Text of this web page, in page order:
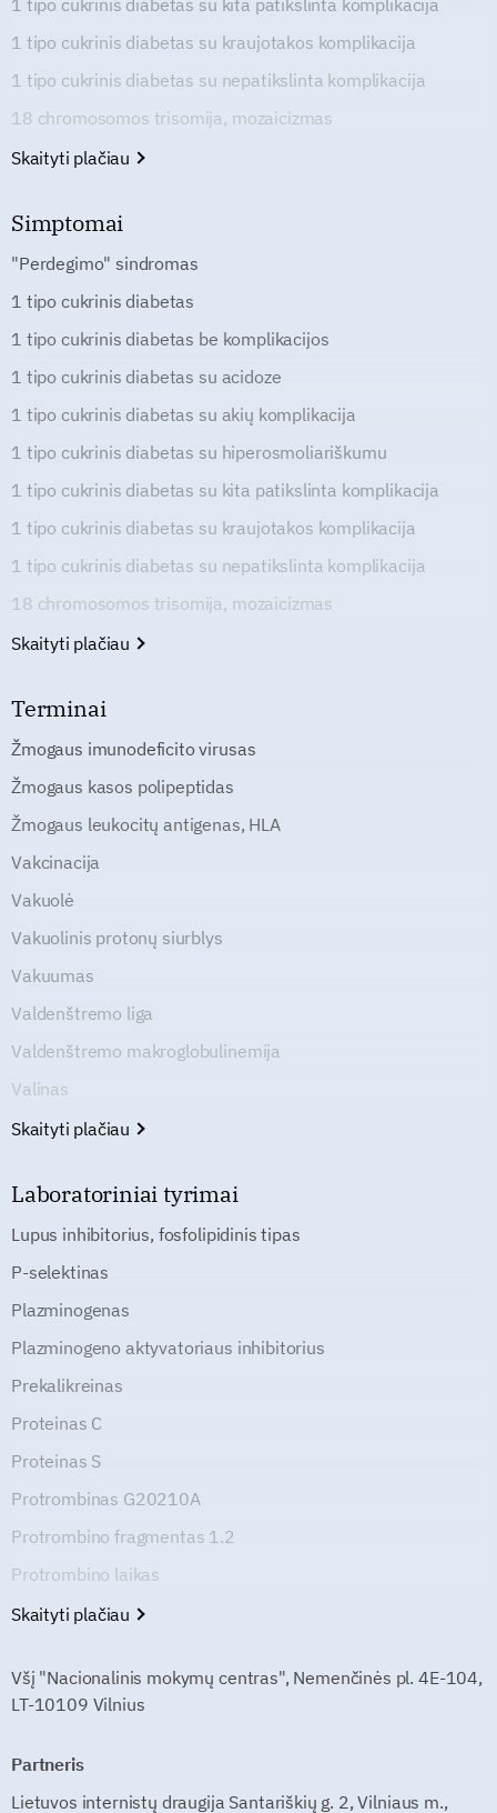
1 tipo cukrinis diabetas su kita patikslinta komplikacija
1 tipo cukrinis diabetas su kraujotakos komplikacija
1 tipo cukrinis diabetas su nepatikslinta komplikacija
18 chromosomos trisomija, mozaicizmas
Skaityti plačiau
Simptomai
"Perdegimo" sindromas
1 tipo cukrinis diabetas
1 tipo cukrinis diabetas be komplikacijos
1 tipo cukrinis diabetas su acidoze
1 tipo cukrinis diabetas su akių komplikacija
1 tipo cukrinis diabetas su hiperosmoliariškumu
1 tipo cukrinis diabetas su kita patikslinta komplikacija
1 tipo cukrinis diabetas su kraujotakos komplikacija
1 tipo cukrinis diabetas su nepatikslinta komplikacija
18 chromosomos trisomija, mozaicizmas
Skaityti plačiau
Terminai
Žmogaus imunodeficito virusas
Žmogaus kasos polipeptidas
Žmogaus leukocitų antigenas, HLA
Vakcinacija
Vakuolė
Vakuolinis protonų siurblys
Vakuumas
Valdenštremo liga
Valdenštremo makroglobulinemija
Valinas
Skaityti plačiau
Laboratoriniai tyrimai
Lupus inhibitorius, fosfolipidinis tipas
P-selektinas
Plazminogenas
Plazminogeno aktyvatoriaus inhibitorius
Prekalikreinas
Proteinas C
Proteinas S
Protrombinas G20210A
Protrombino fragmentas 1.2
Protrombino laikas
Skaityti plačiau
Všį "Nacionalinis mokymų centras", Nemenčinės pl. 4E-104,
LT-10109 Vilnius
Partneris
Lietuvos internistų draugija Santariškių g. 2, Vilniaus m.,